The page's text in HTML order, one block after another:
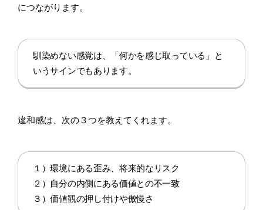
につながります。
馴染めない感覚は、「何かを感じ取っている」と
いうサインでもあります。
違和感は、次の３つを教えてくれます。
１）環境にある歪み、将来的なリスク
２）自分の内側にある価値との不一致
３）価値観の押し付けや傲慢さ